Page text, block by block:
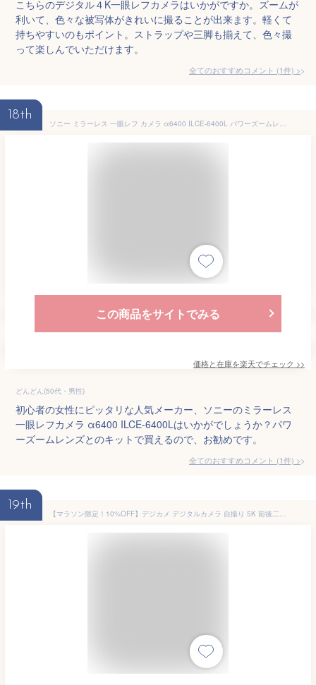
こちらのデジタル４K一眼レフカメラはいかがですか。ズームが
利いて、色々な被写体がきれいに撮ることが出来ます。軽くて
持ちやすいのもポイント。ストラップや三脚も揃えて、色々撮
って楽しんでいただけます。
全てのおすすめコメント (1件) >
18th
ソニー ミラーレス 一眼レフ カメラ α6400 ILCE-6400L パワーズームレンズキット [シルバー]【KK9N0D18P】
この商品をサイトでみる
価格と在庫を楽天でチェック >>
どんどん(50代・男性)
初心者の女性にピッタリな人気メーカー、ソニーのミラーレス
一眼レフカメラ α6400 ILCE-6400Lはいかがでしょうか？パワ
ーズームレンズとのキットで買えるので、お勧めです。
全てのおすすめコメント (1件) >
19th
【マラソン限定！10%OFF】デジカメ デジタルカメラ 自撮り 5K 前後二重カメラ WiFi機能 18倍ズーム 6400万画素 高画質 一眼レフ ビデオカメラ オートフォーカス 手振れ補正 3.0インチIPS大画面 超広角レンズ・マクロレンズ対応 防塵 軽量 初心者 旅行 贈り物